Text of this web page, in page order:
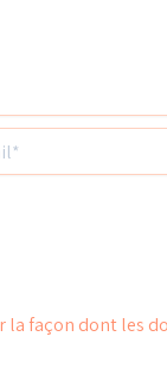
la façon dont les